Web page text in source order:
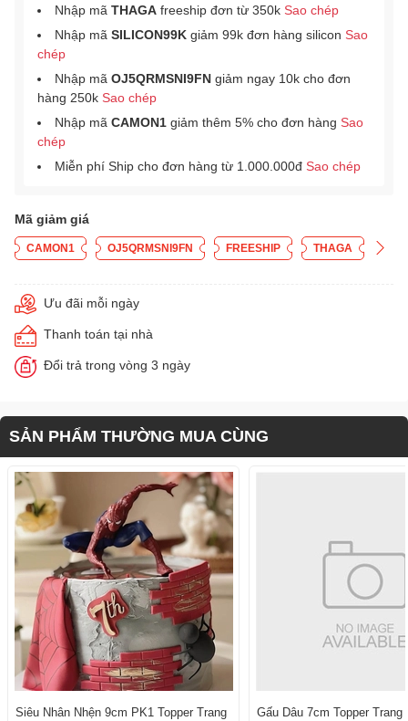
Nhập mã THAGA freeship đơn từ 350k Sao chép
Nhập mã SILICON99K giảm 99k đơn hàng silicon Sao
chép
Nhập mã OJ5QRMSNI9FN giảm ngay 10k cho đơn
hàng 250k Sao chép
Nhập mã CAMON1 giảm thêm 5% cho đơn hàng Sao
chép
Miễn phí Ship cho đơn hàng từ 1.000.000đ Sao chép
Mã giảm giá
CAMON1 OJ5QRMSNI9FN FREESHIP THAGA
Ưu đãi mỗi ngày
Thanh toán tại nhà
Đổi trả trong vòng 3 ngày
SẢN PHẨM THƯỜNG MUA CÙNG
Siêu Nhân Nhện 9cm PK1 Topper Trang Gấu Dâu 7cm Topper Trang